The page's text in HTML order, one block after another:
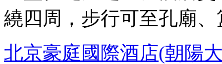
繞四周，步行可至孔廟
北京豪庭國際酒店(朝陽